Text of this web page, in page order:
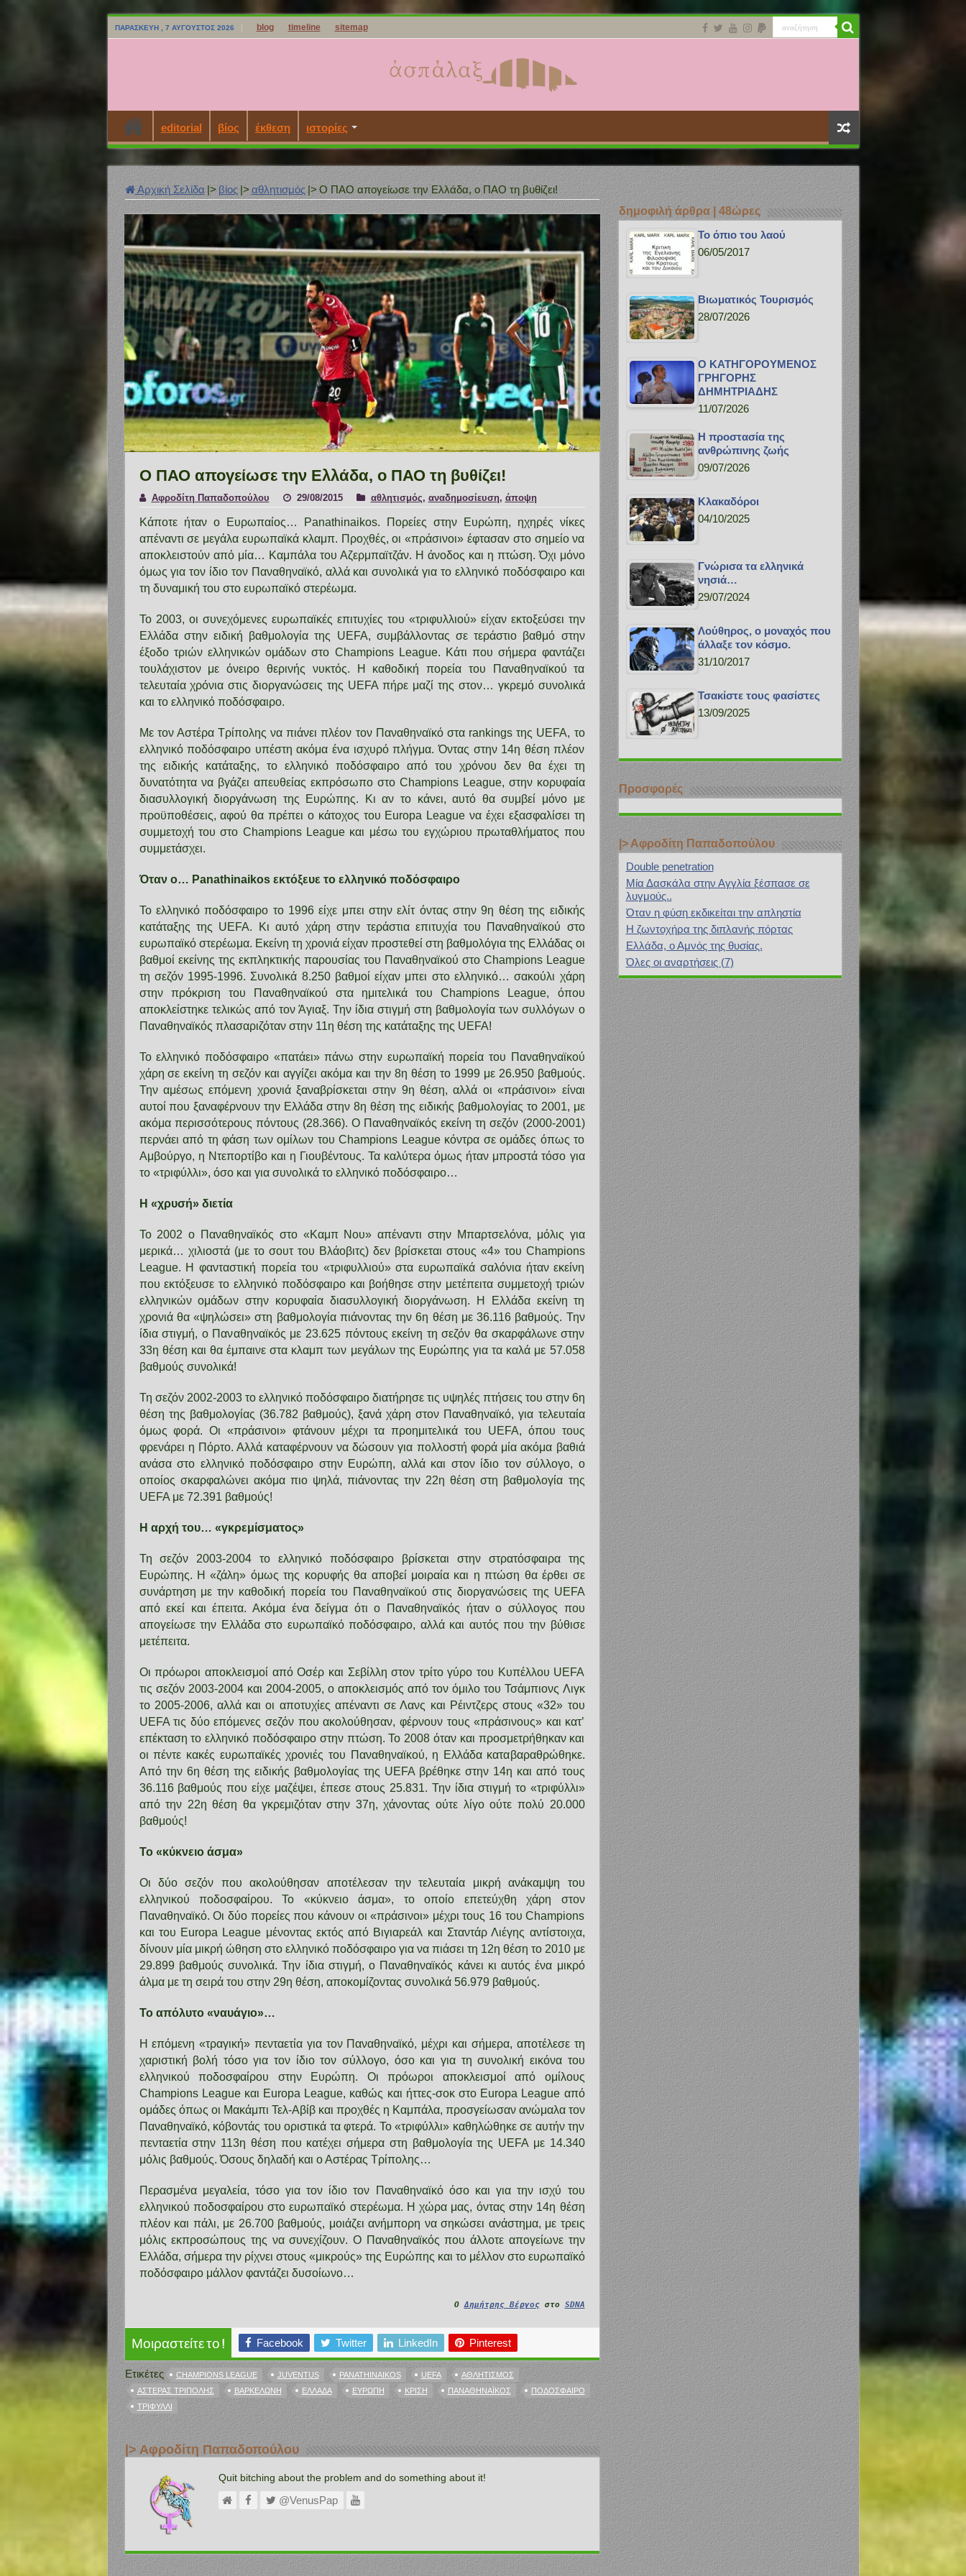
ΠΑΡΑΣΚΕΥΉ , 7 ΑΎΓΟΥΣΤΟΣ 2026 blog timeline sitemap
editorial βίος έκθεση ιστορίες
Αρχική Σελίδα |>βίος |> αθλητισμός|> Ο ΠΑΟ απογείωσε την Ελλάδα, ο ΠΑΟ τη βυθίζει!
Ο ΠΑΟ απογείωσε την Ελλάδα, ο ΠΑΟ τη βυθίζει!
Αφροδίτη Παπαδοπούλου 29/08/2015 αθλητισμός, αναδημοσίευση, άποψη
Κάποτε ήταν ο Ευρωπαίος… Panathinaikos. Πορείες στην Ευρώπη, ηχηρές νίκες
απέναντι σε μεγάλα ευρωπαϊκά κλαμπ. Προχθές, οι «πράσινοι» έφτασαν στο σημείο να
αποκλειστούν από μία… Καμπάλα του Αζερμπαϊτζάν. Η άνοδος και η πτώση. Όχι μόνο
όμως για τον ίδιο τον Παναθηναϊκό, αλλά και συνολικά για το ελληνικό ποδόσφαιρο και
τη δυναμική του στο ευρωπαϊκό στερέωμα.
Το 2003, οι συνεχόμενες ευρωπαϊκές επιτυχίες του «τριφυλλιού» είχαν εκτοξεύσει την
Ελλάδα στην ειδική βαθμολογία της UEFA, συμβάλλοντας σε τεράστιο βαθμό στην
έξοδο τριών ελληνικών ομάδων στο Champions League. Κάτι που σήμερα φαντάζει
τουλάχιστον με όνειρο θερινής νυκτός. Η καθοδική πορεία του Παναθηναϊκού τα
τελευταία χρόνια στις διοργανώσεις της UEFA πήρε μαζί της στον… γκρεμό συνολικά
και το ελληνικό ποδόσφαιρο.
Με τον Αστέρα Τρίπολης να πιάνει πλέον τον Παναθηναϊκό στα rankings της UEFA, το
ελληνικό ποδόσφαιρο υπέστη ακόμα ένα ισχυρό πλήγμα. Όντας στην 14η θέση πλέον
της ειδικής κατάταξης, το ελληνικό ποδόσφαιρο από του χρόνου δεν θα έχει τη
δυνατότητα να βγάζει απευθείας εκπρόσωπο στο Champions League, στην κορυφαία
διασυλλογική διοργάνωση της Ευρώπης. Κι αν το κάνει, αυτό θα συμβεί μόνο με
προϋποθέσεις, αφού θα πρέπει ο κάτοχος του Europa League να έχει εξασφαλίσει τη
συμμετοχή του στο Champions League και μέσω του εγχώριου πρωταθλήματος που
συμμετάσχει.
Όταν ο… Panathinaikos εκτόξευε το ελληνικό ποδόσφαιρο
Το ελληνικό ποδόσφαιρο το 1996 είχε μπει στην ελίτ όντας στην 9η θέση της ειδικής
κατάταξης της UEFA. Κι αυτό χάρη στην τεράστια επιτυχία του Παναθηναϊκού στο
ευρωπαϊκό στερέωμα. Εκείνη τη χρονιά είχαν προστεθεί στη βαθμολόγια της Ελλάδας οι
βαθμοί εκείνης της εκπληκτικής παρουσίας του Παναθηναϊκού στο Champions League
τη σεζόν 1995-1996. Συνολικά 8.250 βαθμοί είχαν μπει στο ελληνικό… σακούλι χάρη
στην πρόκριση του Παναθηναϊκού στα ημιτελικά του Champions League, όπου
αποκλείστηκε τελικώς από τον Άγιαξ. Την ίδια στιγμή στη βαθμολογία των συλλόγων ο
Παναθηναϊκός πλασαριζόταν στην 11η θέση της κατάταξης της UEFA!
Το ελληνικό ποδόσφαιρο «πατάει» πάνω στην ευρωπαϊκή πορεία του Παναθηναϊκού
χάρη σε εκείνη τη σεζόν και αγγίζει ακόμα και την 8η θέση το 1999 με 26.950 βαθμούς.
Την αμέσως επόμενη χρονιά ξαναβρίσκεται στην 9η θέση, αλλά οι «πράσινοι» είναι
αυτοί που ξαναφέρνουν την Ελλάδα στην 8η θέση της ειδικής βαθμολογίας το 2001, με
ακόμα περισσότερους πόντους (28.366). Ο Παναθηναϊκός εκείνη τη σεζόν (2000-2001)
περνάει από τη φάση των ομίλων του Champions League κόντρα σε ομάδες όπως το
Αμβούργο, η Ντεπορτίβο και η Γιουβέντους. Τα καλύτερα όμως ήταν μπροστά τόσο για
το «τριφύλλι», όσο και για συνολικά το ελληνικό ποδόσφαιρο…
Η «χρυσή» διετία
Το 2002 ο Παναθηναϊκός στο «Καμπ Νου» απέναντι στην Μπαρτσελόνα, μόλις για
μερικά… χιλιοστά (με το σουτ του Βλάοβιτς) δεν βρίσκεται στους «4» του Champions
League. Η φανταστική πορεία του «τριφυλλιού» στα ευρωπαϊκά σαλόνια ήταν εκείνη
που εκτόξευσε το ελληνικό ποδόσφαιρο και βοήθησε στην μετέπειτα συμμετοχή τριών
ελληνικών ομάδων στην κορυφαία διασυλλογική διοργάνωση. Η Ελλάδα εκείνη τη
χρονιά θα «ψηλώσει» στη βαθμολογία πιάνοντας την 6η θέση με 36.116 βαθμούς. Την
ίδια στιγμή, ο Παναθηναϊκός με 23.625 πόντους εκείνη τη σεζόν θα σκαρφάλωνε στην
33η θέση και θα έμπαινε στα κλαμπ των μεγάλων της Ευρώπης για τα καλά με 57.058
βαθμούς συνολικά!
Τη σεζόν 2002-2003 το ελληνικό ποδόσφαιρο διατήρησε τις υψηλές πτήσεις του στην 6η
θέση της βαθμολογίας (36.782 βαθμούς), ξανά χάρη στον Παναθηναϊκό, για τελευταία
όμως φορά. Οι «πράσινοι» φτάνουν μέχρι τα προημιτελικά του UEFA, όπου τους
φρενάρει η Πόρτο. Αλλά καταφέρνουν να δώσουν για πολλοστή φορά μία ακόμα βαθιά
ανάσα στο ελληνικό ποδόσφαιρο στην Ευρώπη, αλλά και στον ίδιο τον σύλλογο, ο
οποίος σκαρφαλώνει ακόμα πιο ψηλά, πιάνοντας την 22η θέση στη βαθμολογία της
UEFA με 72.391 βαθμούς!
Η αρχή του… «γκρεμίσματος»
Τη σεζόν 2003-2004 το ελληνικό ποδόσφαιρο βρίσκεται στην στρατόσφαιρα της
Ευρώπης. Η «ζάλη» όμως της κορυφής θα αποβεί μοιραία και η πτώση θα έρθει σε
συνάρτηση με την καθοδική πορεία του Παναθηναϊκού στις διοργανώσεις της UEFA
από εκεί και έπειτα. Ακόμα ένα δείγμα ότι ο Παναθηναϊκός ήταν ο σύλλογος που
απογείωσε την Ελλάδα στο ευρωπαϊκό ποδόσφαιρο, αλλά και αυτός που την βύθισε
μετέπειτα.
Οι πρόωροι αποκλεισμοί από Οσέρ και Σεβίλλη στον τρίτο γύρο του Κυπέλλου UEFA
τις σεζόν 2003-2004 και 2004-2005, ο αποκλεισμός από τον όμιλο του Τσάμπιονς Λιγκ
το 2005-2006, αλλά και οι αποτυχίες απέναντι σε Λανς και Ρέιντζερς στους «32» του
UEFA τις δύο επόμενες σεζόν που ακολούθησαν, φέρνουν τους «πράσινους» και κατ’
επέκταση το ελληνικό ποδόσφαιρο στην πτώση. Το 2008 όταν και προσμετρήθηκαν και
οι πέντε κακές ευρωπαϊκές χρονιές του Παναθηναϊκού, η Ελλάδα καταβαραθρώθηκε.
Από την 6η θέση της ειδικής βαθμολογίας της UEFA βρέθηκε στην 14η και από τους
36.116 βαθμούς που είχε μαζέψει, έπεσε στους 25.831. Την ίδια στιγμή το «τριφύλλι»
από την 22η θέση θα γκρεμιζόταν στην 37η, χάνοντας ούτε λίγο ούτε πολύ 20.000
βαθμούς!
Το «κύκνειο άσμα»
Οι δύο σεζόν που ακολούθησαν αποτέλεσαν την τελευταία μικρή ανάκαμψη του
ελληνικού ποδοσφαίρου. Το «κύκνειο άσμα», το οποίο επετεύχθη χάρη στον
Παναθηναϊκό. Οι δύο πορείες που κάνουν οι «πράσινοι» μέχρι τους 16 του Champions
και του Europa League μένοντας εκτός από Βιγιαρεάλ και Σταντάρ Λιέγης αντίστοιχα,
δίνουν μία μικρή ώθηση στο ελληνικό ποδόσφαιρο για να πιάσει τη 12η θέση το 2010 με
29.899 βαθμούς συνολικά. Την ίδια στιγμή, ο Παναθηναϊκός κάνει κι αυτός ένα μικρό
άλμα με τη σειρά του στην 29η θέση, αποκομίζοντας συνολικά 56.979 βαθμούς.
Το απόλυτο «ναυάγιο»…
Η επόμενη «τραγική» πενταετία για τον Παναθηναϊκό, μέχρι και σήμερα, αποτέλεσε τη
χαριστική βολή τόσο για τον ίδιο τον σύλλογο, όσο και για τη συνολική εικόνα του
ελληνικού ποδοσφαίρου στην Ευρώπη. Οι πρόωροι αποκλεισμοί από ομίλους
Champions League και Europa League, καθώς και ήττες-σοκ στο Europa League από
ομάδες όπως οι Μακάμπι Τελ-Αβίβ και προχθές η Καμπάλα, προσγείωσαν ανώμαλα τον
Παναθηναϊκό, κόβοντάς του οριστικά τα φτερά. Το «τριφύλλι» καθηλώθηκε σε αυτήν την
πενταετία στην 113η θέση που κατέχει σήμερα στη βαθμολογία της UEFA με 14.340
μόλις βαθμούς. Όσους δηλαδή και ο Αστέρας Τρίπολης…
Περασμένα μεγαλεία, τόσο για τον ίδιο τον Παναθηναϊκό όσο και για την ισχύ του
ελληνικού ποδοσφαίρου στο ευρωπαϊκό στερέωμα. Η χώρα μας, όντας στην 14η θέση
πλέον και πάλι, με 26.700 βαθμούς, μοιάζει ανήμπορη να σηκώσει ανάστημα, με τρεις
μόλις εκπροσώπους της να συνεχίζουν. Ο Παναθηναϊκός που άλλοτε απογείωνε την
Ελλάδα, σήμερα την ρίχνει στους «μικρούς» της Ευρώπης και το μέλλον στο ευρωπαϊκό
ποδόσφαιρο μάλλον φαντάζει δυσοίωνο…
ΟΔημήτρης Βέργοςστο SDNA
Μοιραστείτε το ! Facebook Twitter LinkedIn Pinterest
Ετικέτες CHAMPIONS LEAGUE JUVENTUS PANATHINAIKOS UEFA
ΑΘΛΗΤΙΣΜΌΣ
ΑΣΤΈΡΑΣ ΤΡΊΠΟΛΗΣ
ΒΑΡΚΕΛΏΝΗ ΕΛΛΆΔΑ ΕΥΡΏΠΗ ΚΡΊΣΗ ΠΑΝΑΘΗΝΑΪΚΌΣ
ΠΟΔΌΣΦΑΙΡΟ
ΤΡΙΦΎΛΛΙ
|> Αφροδίτη Παπαδοπούλου
Quit bitching about the problem and do something about it!
@VenusPap
δημοφιλή άρθρα | 48ώρες
Το όπιο του λαού
06/05/2017
Bιωματικός Τουρισμός
28/07/2026
Ο ΚΑΤΗΓΟΡΟΥΜΕΝΟΣ
ΓΡΗΓΟΡΗΣ
ΔΗΜΗΤΡΙΑΔΗΣ
11/07/2026
H προστασία της
ανθρώπινης ζωής
09/07/2026
Κλακαδόροι
04/10/2025
Γνώρισα τα ελληνικά
νησιά…
29/07/2024
Λούθηρος, ο μοναχός που
άλλαξε τον κόσμο.
31/10/2017
Τσακίστε τους φασίστες
13/09/2025
Προσφορές
|> Αφροδίτη Παπαδοπούλου
Double penetration
Μία Δασκάλα στην Αγγλία ξέσπασε σε
λυγμούς..
Όταν η φύση εκδικείται την απληστία
Η ζωντοχήρα της διπλανής πόρτας
Ελλάδα, ο Αμνός της θυσίας.
Όλες οι αναρτήσεις (7)